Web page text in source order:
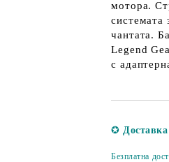
мотора.
системата
чантата.
Legend
с
✪
Безплатна